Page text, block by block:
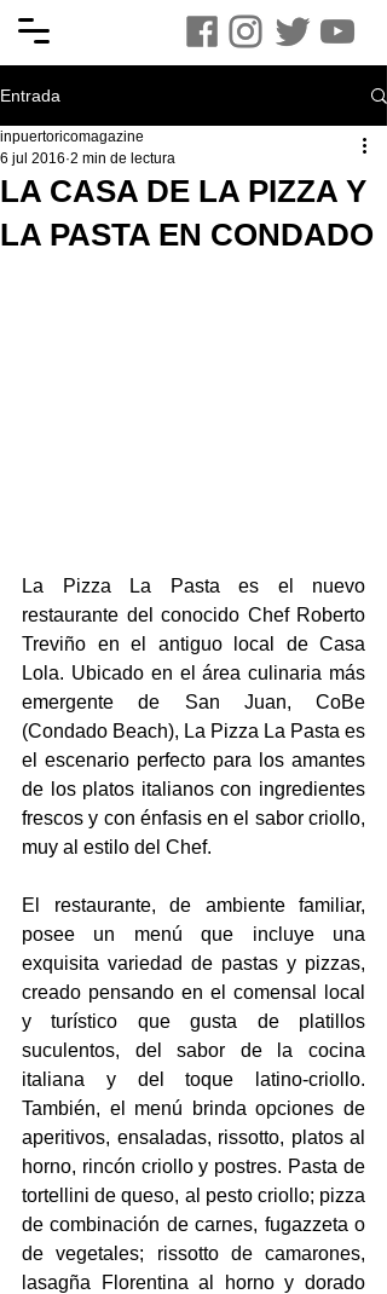
Entrada
LA CASA DE LA PIZZA Y
LA PASTA EN CONDADO
inpuertoricomagazine
6 jul 2016 2 min de lectura
La Pizza La Pasta es el nuevo
restaurante del conocido Chef Roberto
Treviño en el antiguo local de Casa
Lola. Ubicado en el área culinaria más
emergente de San Juan, CoBe
(Condado Beach), La Pizza La Pasta es
el escenario perfecto para los amantes
de los platos italianos con ingredientes
frescos y con énfasis en el sabor criollo,
muy al estilo del Chef.
El restaurante, de ambiente familiar,
posee un menú que incluye una
exquisita variedad de pastas y pizzas,
creado pensando en el comensal local
y turístico que gusta de platillos
suculentos, del sabor de la cocina
italiana y del toque latino-criollo.
También, el menú brinda opciones de
aperitivos, ensaladas, rissotto, platos al
horno, rincón criollo y postres. Pasta de
tortellini de queso, al pesto criollo; pizza
de combinación de carnes, fugazzeta o
de vegetales; rissotto de camarones,
lasagña Florentina al horno y dorado